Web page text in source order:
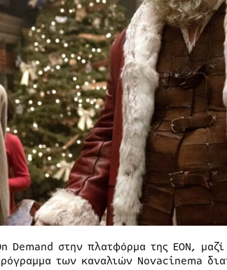
Demand στην πλατφόρμα της ΕΟΝ,
των καναλιών Novacinema